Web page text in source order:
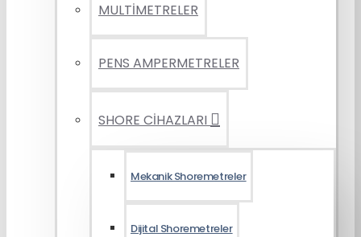
MULTİMETRELER
PENS AMPERMETRELER
SHORE CİHAZLARI
Mekanik Shoremetreler
Dijital Shoremetreler